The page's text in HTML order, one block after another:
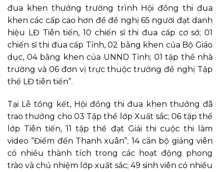
đua khen thưởng trường trình Hội đồng thi đua
khen các cấp cao hơn để đề nghị 65 người đạt danh
hiệu LĐ Tiên tiến, 10 chiến sĩ thi đua cấp cơ sở; 01
chiến sĩ thi đua cấp Tỉnh, 02 bằng khen của Bộ Giáo
dục, 04 bằng khen của UNND Tỉnh; 01 tập thể nhà
trường và 06 đơn vị trực thuộc trường đề nghị Tập
thể LĐ tiên tiến”.
Tại Lễ tổng kết, Hội đồng thi đua khen thưởng đã
trao thưởng cho 03 Tập thể lớp Xuất sắc; 06 tập thể
lớp Tiên tiến, 11 tập thể đạt Giải thi cuộc thi làm
video “Điểm đến Thanh xuân”; 14 cán bộ giảng viên
có nhiều thành tích trong các hoạt động phong
trào và chủ nhiệm lớp xuất sắc; 49 sinh viên có nhiều